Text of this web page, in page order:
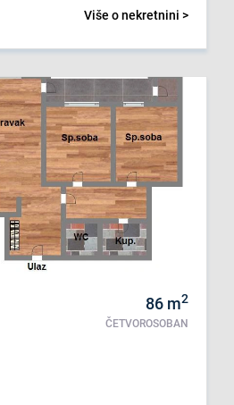
Više o nekretnini >
86 m2
ČETVOROSOBAN